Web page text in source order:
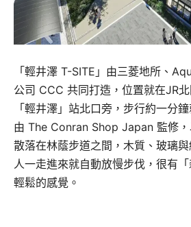
「輕井澤 T-SITE」由三菱地所、
公司 CCC 共同打造，位置就在JR
「輕井澤」站北口旁，步行約一分
由 The Conran Shop Japan 監修，
散落在林蔭步道之間，木質、玻璃
人一走進來就自動放慢步伐，很有
輕鬆的感覺。